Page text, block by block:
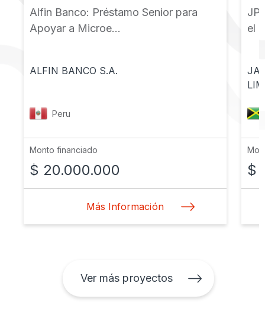
Alfin Banco: Préstamo Senior para
Apoyar a Microe...
ALFIN BANCO S.A.
Peru
Monto financiado
$ 20.000.000
Más Información
el
$
Ver más proyectos